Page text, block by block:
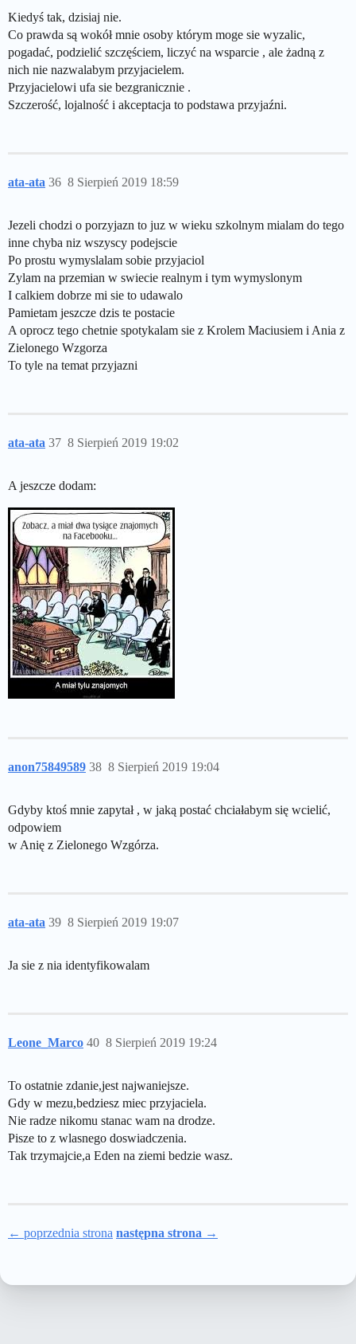
Kiedyś tak, dzisiaj nie.
Co prawda są wokół mnie osoby którym moge sie wyzalic,
pogadać, podzielić szczęściem, liczyć na wsparcie , ale żadną z
nich nie nazwalabym przyjacielem.
Przyjacielowi ufa sie bezgranicznie .
Szczerość, lojalność i akceptacja to podstawa przyjaźni.
ata-ata 8 Sierpień 2019 18:59
36
Jezeli chodzi o porzyjazn to juz w wieku szkolnym mialam do tego
inne chyba niz wszyscy podejscie
Po prostu wymyslalam sobie przyjaciol
Zylam na przemian w swiecie realnym i tym wymyslonym
I calkiem dobrze mi sie to udawalo
Pamietam jeszcze dzis te postacie
A oprocz tego chetnie spotykalam sie z Krolem Maciusiem i Ania z
Zielonego Wzgorza
To tyle na temat przyjazni
ata-ata 8 Sierpień 2019 19:02
37
A jeszcze dodam:
anon75849589 8 Sierpień 2019 19:04
38
Gdyby ktoś mnie zapytał , w jaką postać chciałabym się wcielić,
odpowiem
w Anię z Zielonego Wzgórza.
ata-ata 8 Sierpień 2019 19:07
39
Ja sie z nia identyfikowalam
Leone_Marco 8 Sierpień 2019 19:24
40
To ostatnie zdanie,jest najwaniejsze.
Gdy w mezu,bedziesz miec przyjaciela.
Nie radze nikomu stanac wam na drodze.
Pisze to z wlasnego doswiadczenia.
Tak trzymajcie,a Eden na ziemi bedzie wasz.
← poprzednia strona następna strona →